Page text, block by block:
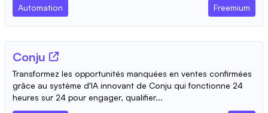
Automation Freemium
Conju
Transformez les opportunités manquées en ventes confirmées
grâce au système d'IA innovant de Conju qui fonctionne 24
heures sur 24 pour engager, qualifier...